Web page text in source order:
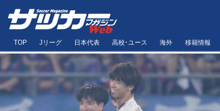
TOP Jリーグ 日本代表 高校･ユース 海外 移籍情報